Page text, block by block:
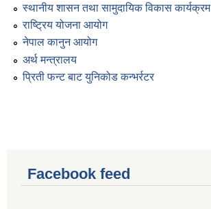
स्थानीय शासन तथा सामुदायिक विकास कार्यक्रम
राष्ट्रिय योजना आयोग
नेपाल कानुन आयोग
अर्थ मन्त्रालय
प्रिती फन्ट बाट युनिकोड कन्भर्रटर
Facebook feed